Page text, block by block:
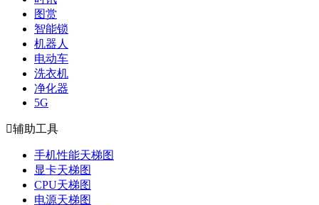
图赏
智能锁
机器人
电动车
洗衣机
净化器
5G
辅助工具
手机性能天梯图
显卡天梯图
CPU天梯图
电源天梯图